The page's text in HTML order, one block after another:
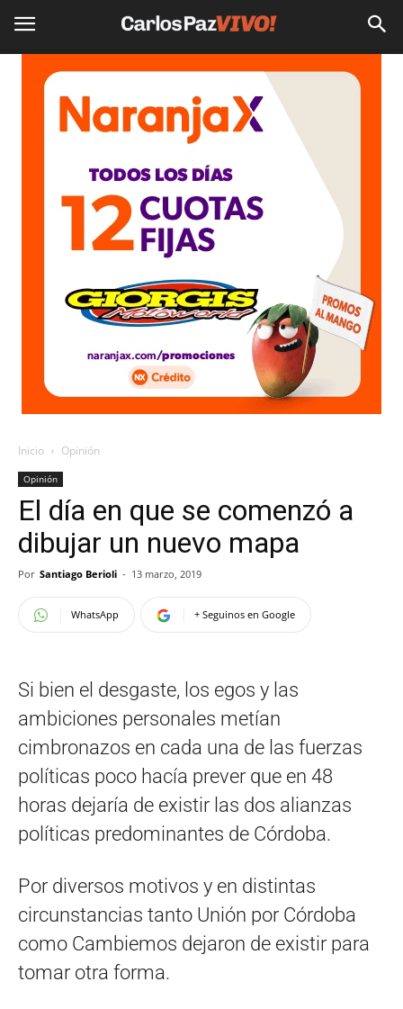
Inicio Opinión
Opinión
El día en que se comenzó a
dibujar un nuevo mapa
Por Santiago Berioli - 13 marzo, 2019
WhatsApp + Seguinos en Google
Si bien el desgaste, los egos y las
ambiciones personales metían
cimbronazos en cada una de las fuerzas
políticas poco hacía prever que en 48
horas dejaría de existir las dos alianzas
políticas predominantes de Córdoba.
Por diversos motivos y en distintas
circunstancias tanto Unión por Córdoba
como Cambiemos dejaron de existir para
tomar otra forma.